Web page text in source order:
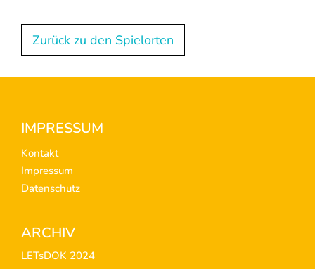
Zurück zu den Spielorten
Footer
IMPRESSUM
Kontakt
Impressum
Datenschutz
ARCHIV
LETsDOK 2024